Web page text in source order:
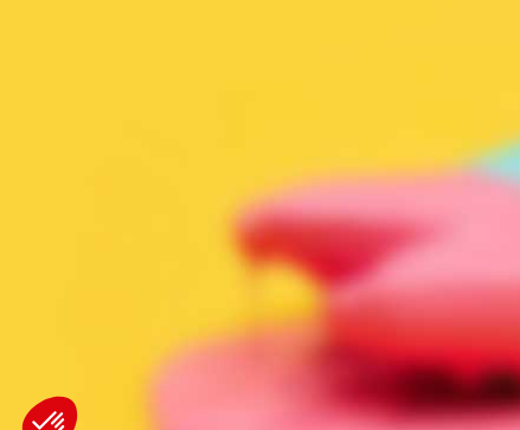
Consent Management Platform: Personalize Your Options
+(33) 04 72 01 34 41
16 Rue du Bel air
+(33) 02 40 30 11 81
Contact[@]axandus.com